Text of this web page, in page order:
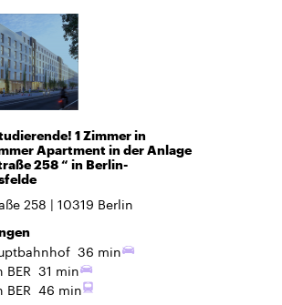
1 Zimmer in
Apartment in der Anlage
258 “ in Berlin-
258 10319 Berlin
36 min
31 min
46 min